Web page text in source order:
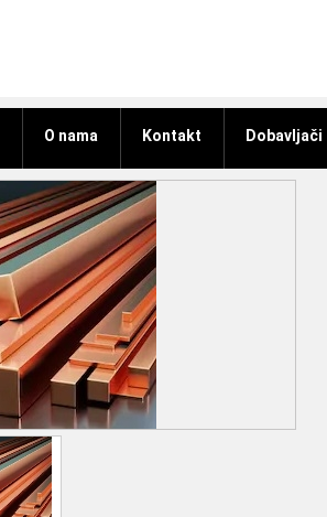
O nama Kontakt Dobavljači